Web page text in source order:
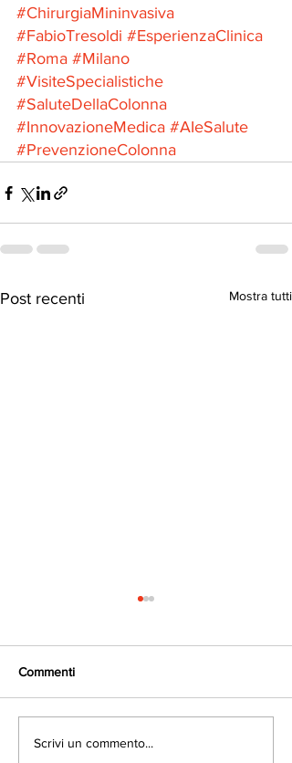
#ChirurgiaMininvasiva
#FabioTresoldi #EsperienzaClinica
#Roma #Milano
#VisiteSpecialistiche
#SaluteDellaColonna
#InnovazioneMedica #AIeSalute
#PrevenzioneColonna
Post recenti Mostra tutti
Chirurgia Cervicale
Commenti
Scrivi un commento...